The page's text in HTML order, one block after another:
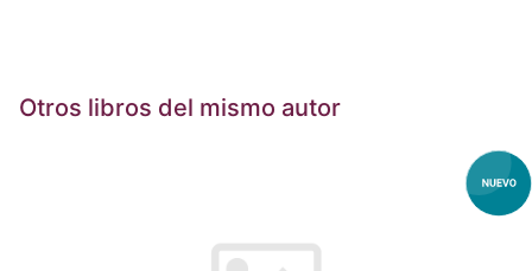
Otros libros del mismo autor